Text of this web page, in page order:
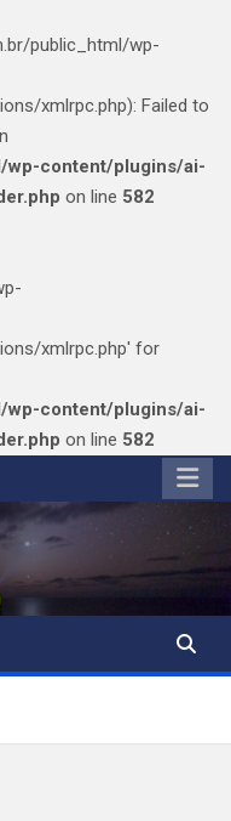
public_html/wp-
xmlrpc.php): Failed to
wp-content/plugins/ai-
on line 582
xmlrpc.php' for
wp-content/plugins/ai-
on line 582